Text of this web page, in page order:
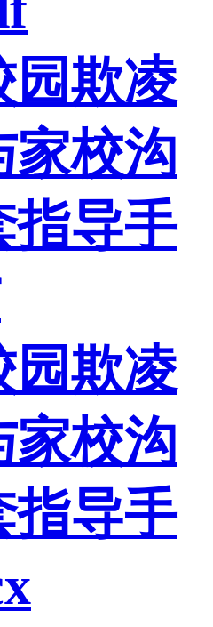
园欺凌
家校沟
指导手
园欺凌
家校沟
指导手